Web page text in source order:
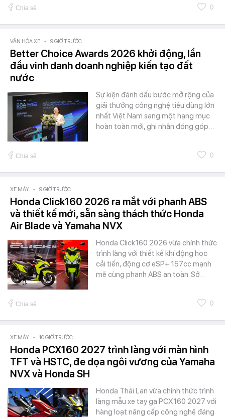
Chia sẻ 0
VĂN HÓA XE - 9 GIỜ TRƯỚC
Better Choice Awards 2026 khởi động, lần
đầu vinh danh doanh nghiệp kiến tạo đất
nước
Sự kiện đánh dấu bước mở rộng của
giải thưởng công nghệ tiêu dùng lớn
nhất Việt Nam sang một hạng mục
hoàn toàn mới, ghi nhận đóng góp…
Chia sẻ 0
XE MÁY - 9 GIỜ TRƯỚC
Honda Click160 2026 ra mắt với phanh ABS
và thiết kế mới, sẵn sàng thách thức Honda
Air Blade và Yamaha NVX
Honda Click160 2026 vừa chính thức
trình làng với thiết kế khí động học
cải tiến, động cơ eSP+ 157cc mạnh
mẽ cùng phanh ABS an toàn. Sở…
Chia sẻ 0
XE MÁY - 10 GIỜ TRƯỚC
Honda PCX160 2027 trình làng với màn hình
TFT và HSTC, đe dọa ngôi vương của Yamaha
NVX và Honda SH
Honda Thái Lan vừa chính thức trình
làng mẫu xe tay ga PCX160 2027 với
hàng loạt nâng cấp công nghệ đáng